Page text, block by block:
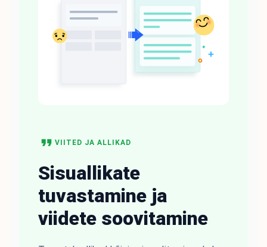
VIITED JA ALLIKAD
Sisuallikate
tuvastamine ja
viidete soovitamine